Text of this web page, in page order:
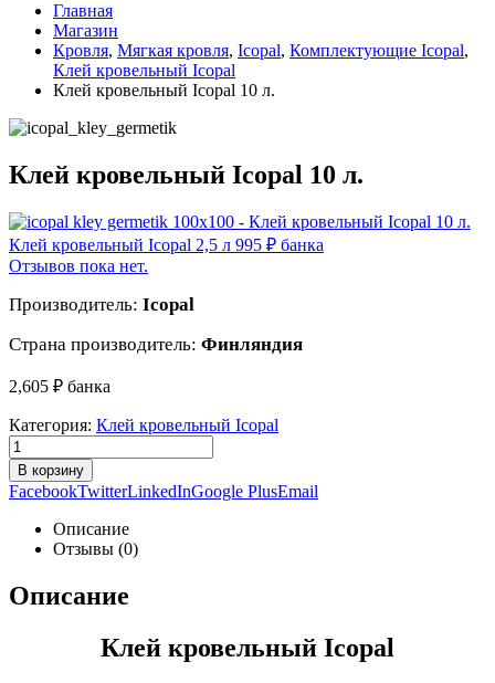
Главная
Магазин
Кровля, Мягкая кровля, Icopal, Комплектующие Icopal,
Клей кровельный Icopal
Клей кровельный Icopal 10 л.
Клей кровельный Icopal 10 л.
Клей кровельный Icopal 2,5 л 995 ₽ банка
Отзывов пока нет.
Производитель: Icopal
Страна производитель: Финляндия
2,605 ₽ банка
Категория: Клей кровельный Icopal
В корзину
FacebookTwitterLinkedInGoogle PlusEmail
Описание
Отзывы (0)
Описание
Клей кровельный Icopal